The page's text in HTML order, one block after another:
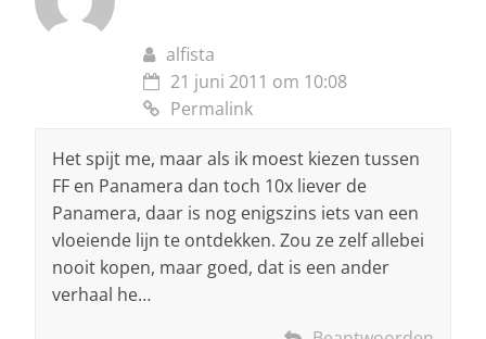
alfista
21 juni 2011 om 10:08
Permalink
Het spijt me, maar als ik moest kiezen tussen
FF en Panamera dan toch 10x liever de
Panamera, daar is nog enigszins iets van een
vloeiende lijn te ontdekken. Zou ze zelf allebei
nooit kopen, maar goed, dat is een ander
verhaal he…